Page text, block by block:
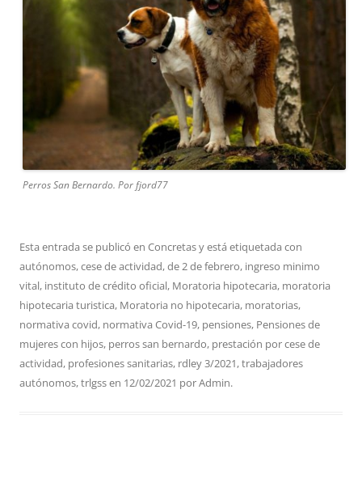
Perros San Bernardo. Por fjord77
Esta entrada se publicó en Concretasy está etiquetada con
autónomos,cese de actividad,de 2 de febrero, ingreso minimo
vital, instituto de crédito oficial, Moratoria hipotecaria, moratoria
hipotecaria turistica, Moratoria no hipotecaria, moratorias,
normativa covid, normativa Covid-19, pensiones, Pensiones de
mujeres con hijos, perros san bernardo, prestación por cese de
actividad, profesiones sanitarias, rdley 3/2021,trabajadores
autónomos,trlgssen 12/02/2021 porAdmin.